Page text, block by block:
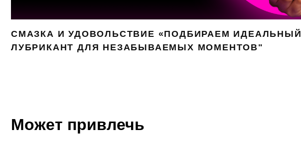
СМАЗКА И УДОВОЛЬСТВИЕ «ПОДБИРАЕМ ИДЕАЛЬНЫЙ
ЛУБРИКАНТ ДЛЯ НЕЗАБЫВАЕМЫХ МОМЕНТОВ"
Может привлечь